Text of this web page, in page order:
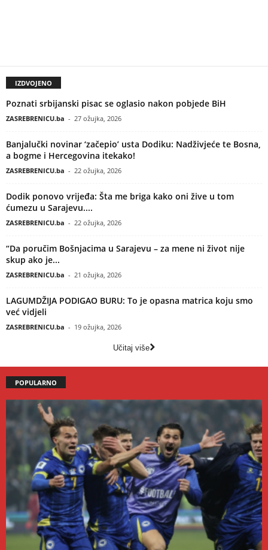
IZDVOJENO
Poznati srbijanski pisac se oglasio nakon pobjede BiH
ZASREBRENICU.ba - 27 ožujka, 2026
Banjalučki novinar ‘začepio’ usta Dodiku: Nadživjeće te Bosna,
a bogme i Hercegovina itekako!
ZASREBRENICU.ba - 22 ožujka, 2026
Dodik ponovo vrijeđa: Šta me briga kako oni žive u tom
ćumezu u Sarajevu....
ZASREBRENICU.ba - 22 ožujka, 2026
“Da poručim Bošnjacima u Sarajevu – za mene ni život nije
skup ako je...
ZASREBRENICU.ba - 21 ožujka, 2026
LAGUMDŽIJA PODIGAO BURU: To je opasna matrica koju smo
već vidjeli
ZASREBRENICU.ba - 19 ožujka, 2026
Učitaj više
POPULARNO